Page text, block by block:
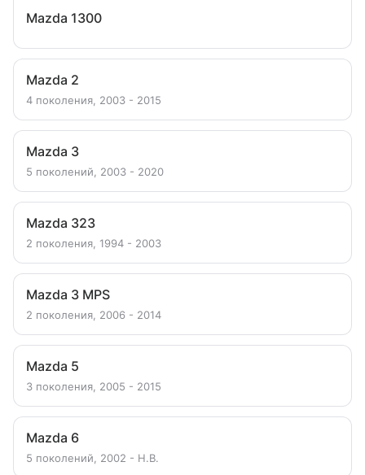
Mazda 1300
Mazda 2
4 поколения, 2003 - 2015
Mazda 3
5 поколений, 2003 - 2020
Mazda 323
2 поколения, 1994 - 2003
Mazda 3 MPS
2 поколения, 2006 - 2014
Mazda 5
3 поколения, 2005 - 2015
Mazda 6
5 поколений, 2002 - Н.В.